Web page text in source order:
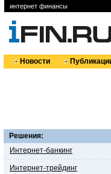
интернет финансы
Новости
Решения:
Интернет-банкинг
Интернет-трейдинг